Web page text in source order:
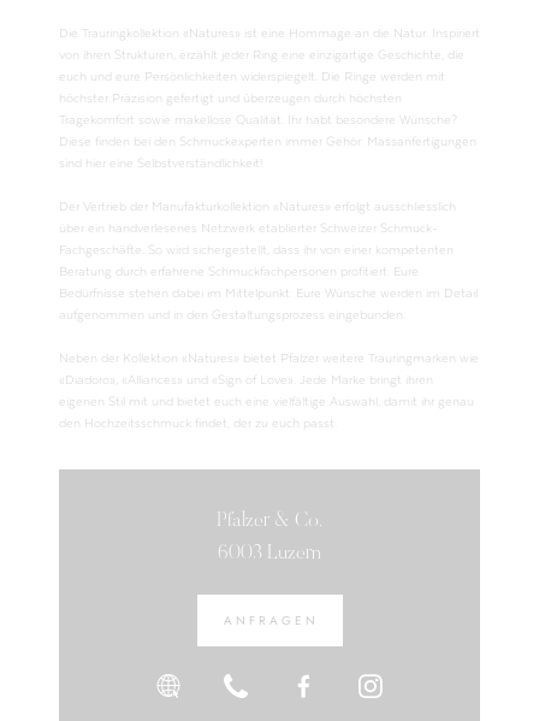
Pfalzer & Co.
6003 Luzern
ANFRAGEN
Die Trauringkollektion «Natures» ist eine Hommage an die Natur. Inspiriert
von ihren Strukturen, erzählt jeder Ring eine einzigartige Geschichte, die
euch und eure Persönlichkeiten widerspiegelt. Die Ringe werden mit
höchster Präzision gefertigt und überzeugen durch höchsten
Tragekomfort sowie makellose Qualität. Ihr habt besondere Wünsche?
Diese finden bei den Schmuckexperten immer Gehör: Massanfertigungen
sind hier eine Selbstverständlichkeit!
Der Vertrieb der Manufakturkollektion «Natures» erfolgt ausschliesslich
über ein handverlesenes Netzwerk etablierter Schweizer Schmuck-
Fachgeschäfte. So wird sichergestellt, dass ihr von einer kompetenten
Beratung durch erfahrene Schmuckfachpersonen profitiert. Eure
Bedürfnisse stehen dabei im Mittelpunkt: Eure Wünsche werden im Detail
aufgenommen und in den Gestaltungsprozess eingebunden.
Neben der Kollektion «Natures» bietet Pfalzer weitere Trauringmarken wie
«Diadoro», «Alliances» und «Sign of Love». Jede Marke bringt ihren
eigenen Stil mit und bietet euch eine vielfältige Auswahl, damit ihr genau
den Hochzeitsschmuck findet, der zu euch passt.